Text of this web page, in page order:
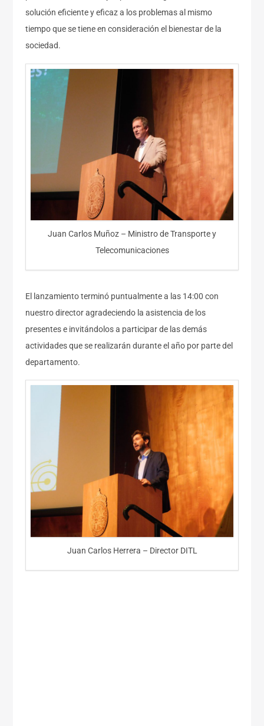
solución eficiente y eficaz a los problemas al mismo
tiempo que se tiene en consideración el bienestar de la
sociedad.
Juan Carlos Muñoz – Ministro de Transporte y
Telecomunicaciones
El lanzamiento terminó puntualmente a las 14:00 con
nuestro director agradeciendo la asistencia de los
presentes e invitándolos a participar de las demás
actividades que se realizarán durante el año por parte del
departamento.
Juan Carlos Herrera – Director DITL